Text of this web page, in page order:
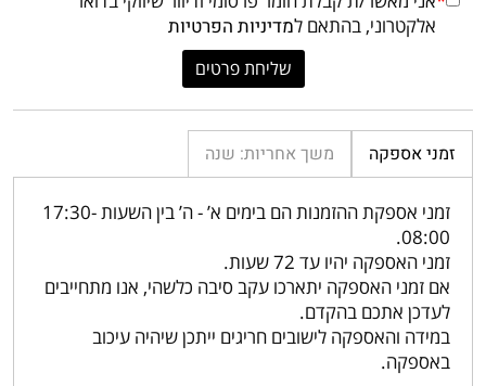
אלקטרוני, בהתאם למדיניות הפרטיות
זמני אספקה משך אחריות: שנה
זמני אספקת ההזמנות הם בימים א’ - ה’ בין השעות 17:30-
08:00.
זמני האספקה יהיו עד 72 שעות.
אם זמני האספקה יתארכו עקב סיבה כלשהי, אנו מתחייבים
לעדכן אתכם בהקדם.
במידה והאספקה לישובים חריגים ייתכן שיהיה עיכוב
באספקה.